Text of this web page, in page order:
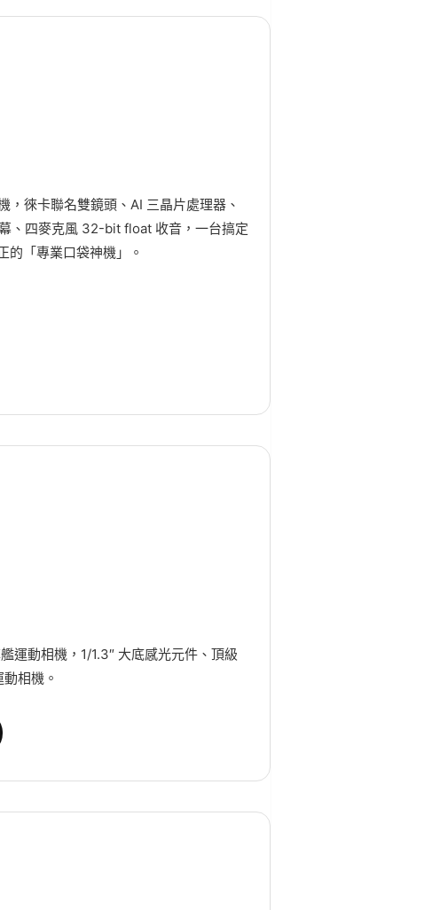
徠卡聯名雙鏡頭、AI 三晶片處理器、
、四麥克風 32-bit float 收音，一台搞定
的「專業口袋神機」。
運動相機，1/1.3″ 大底感光元件、頂級
相機。